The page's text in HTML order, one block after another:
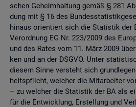
schen Ge­heim­hal­tung gemäß § 281
dung mit § 16 des
hin­aus ori­en­tiert sich die Sta­tis­tik der
Ver­ord­nung EG Nr. 223/2009 des
und des Rates vom 11. März 2009
ken und an der DSGVO. Unter
die­sem Sinne ver­steht sich
heits­pflicht, wel­cher die Mit­ar­bei­ter
– zu wel­cher die Sta­tis­tik der BA als
für die Ent­wick­lung, Er­stel­lung und